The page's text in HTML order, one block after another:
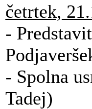
četrtek,
-
- Spolna
Tadej)